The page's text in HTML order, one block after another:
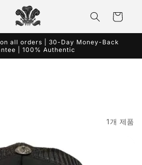
트
on all orders | 30-Day Money-Back
| 100% Authentic
1개 제품